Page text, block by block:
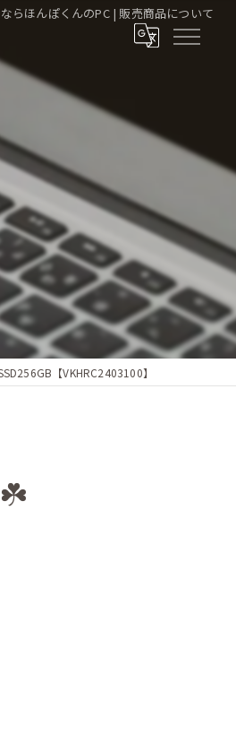
らほんぽくんのPC | 販売商品について
【VKHRC2403100】